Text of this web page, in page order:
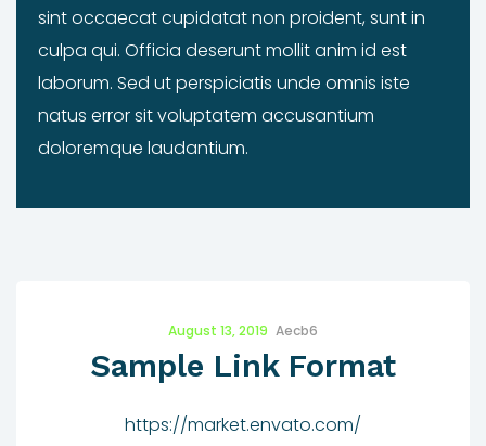
sint occaecat cupidatat non proident, sunt in
culpa qui. Officia deserunt mollit anim id est
laborum. Sed ut perspiciatis unde omnis iste
natus error sit voluptatem accusantium
doloremque laudantium.
August 13, 2019 Aecb6
Sample Link Format
https://market.envato.com/